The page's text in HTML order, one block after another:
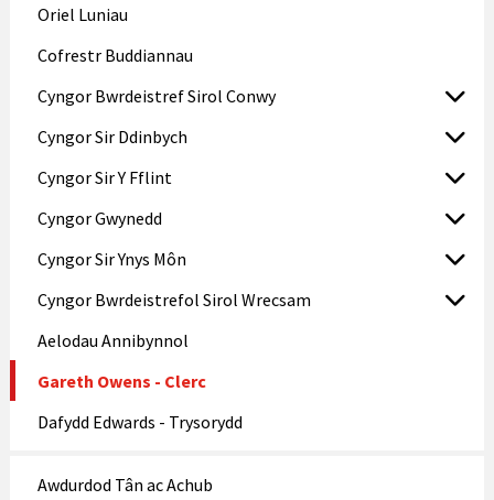
Oriel Luniau
Cofrestr Buddiannau
Cyngor Bwrdeistref Sirol Conwy
Cyngor Sir Ddinbych
Cyngor Sir Y Fflint
Cyngor Gwynedd
Cyngor Sir Ynys Môn
Cyngor Bwrdeistrefol Sirol Wrecsam
Aelodau Annibynnol
Gareth Owens - Clerc
Dafydd Edwards - Trysorydd
Awdurdod Tân ac Achub